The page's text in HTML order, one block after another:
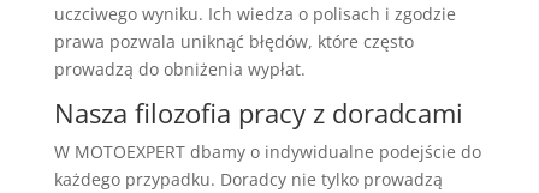
uczciwego wyniku. Ich wiedza o polisach i zgodzie
prawa pozwala uniknąć błędów, które często
prowadzą do obniżenia wypłat.
Nasza filozofia pracy z doradcami
W MOTOEXPERT dbamy o indywidualne podejście do
każdego przypadku. Doradcy nie tylko prowadzą